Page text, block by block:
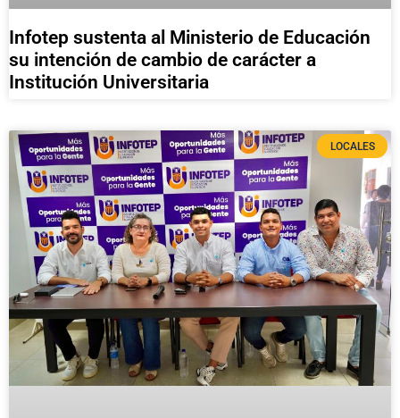
Infotep sustenta al Ministerio de Educación
su intención de cambio de carácter a
Institución Universitaria
LOCALES